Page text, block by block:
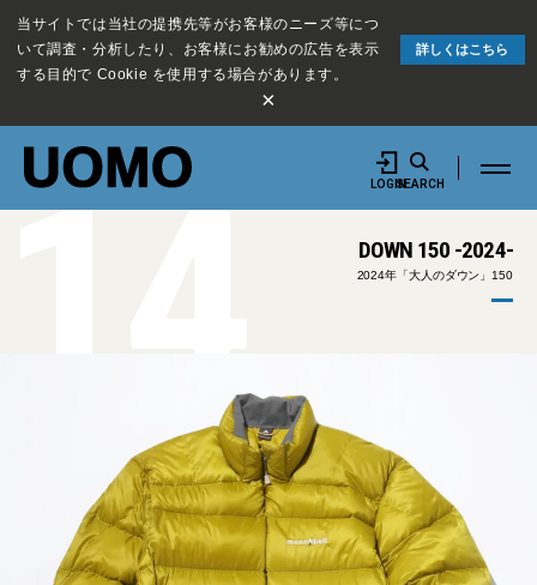
当サイトでは当社の提携先等がお客様のニーズ等につ
いて調査・分析したり、お客様にお勧めの広告を表示
する目的で Cookie を使用する場合があります。
詳しくはこちら
×
LOGINSEARCH
DOWN 150 -2024-
2024年「大人のダウン」150
14